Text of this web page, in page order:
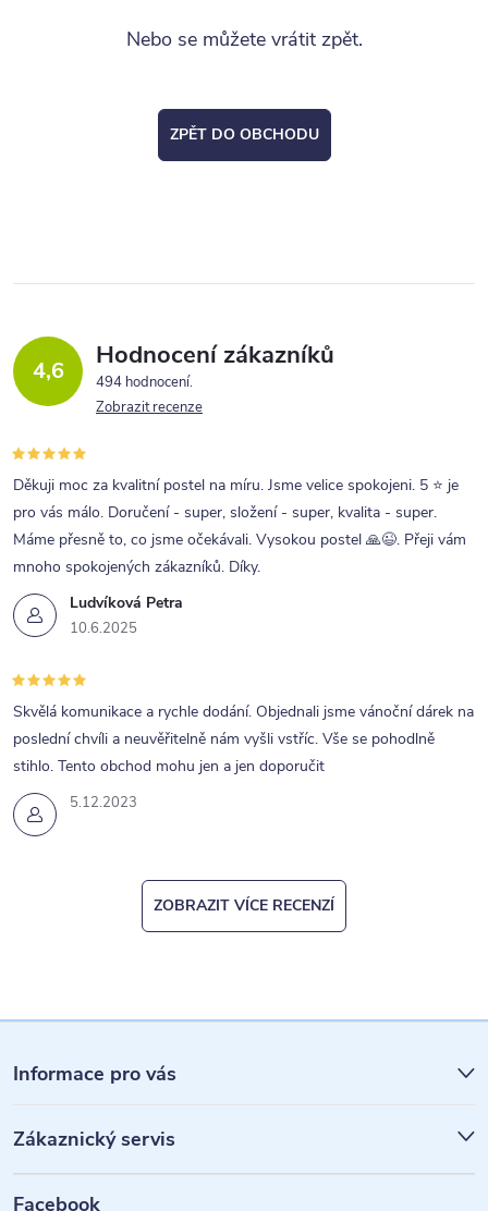
Nebo se můžete vrátit zpět.
ZPĚT DO OBCHODU
4,6 Hodnocení zákazníků
494 hodnocení
Zobrazit recenze
Ludvíková Petra
10.6.2025
Děkuji moc za kvalitní postel na míru. Jsme velice spokojeni. 5 ⭐ je
pro vás málo. Doručení - super, složení - super, kvalita - super.
Máme přesně to, co jsme očekávali. Vysokou postel 🙏😉. Přeji vám
mnoho spokojených zákazníků. Díky.
5.12.2023
Skvělá komunikace a rychle dodání. Objednali jsme vánoční dárek na
poslední chvíli a neuvěřitelně nám vyšli vstříc. Vše se pohodlně
stihlo. Tento obchod mohu jen a jen doporučit
ZOBRAZIT VÍCE RECENZÍ
á
p
a
Informace pro vás
Zákaznický servis
Facebook